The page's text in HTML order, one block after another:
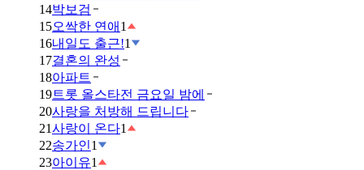
14박보검
15오싹한 연애 1
16내일도 출근!1
17결혼의 완성
18아파트
19트롯 올스타전 금요일 밤에
20사랑을 처방해 드립니다
21사랑이 온다1
22송가인1
23아이유1